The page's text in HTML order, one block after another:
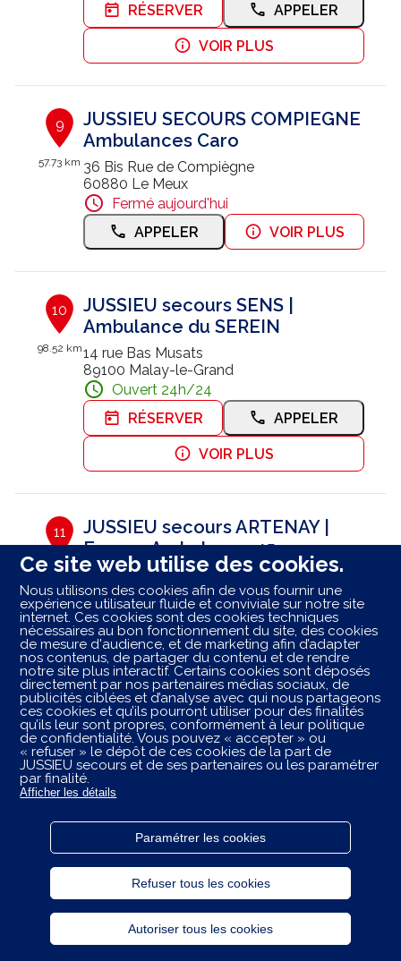
Ce site web utilise des cookies.
Nous utilisons des cookies afin de vous fournir une
expérience utilisateur fluide et conviviale sur notre site
internet. Ces cookies sont des cookies techniques
nécessaires au bon fonctionnement du site, des cookies
de mesure d'audience, et de marketing afin d’adapter
nos contenus, de partager du contenu et de rendre
notre site plus interactif. Certains cookies sont déposés
directement par nos partenaires médias sociaux, de
publicités ciblées et d’analyse avec qui nous partageons
ces cookies et qu’ils pourront utiliser pour des finalités
qu’ils leur sont propres, conformément à leur politique
de confidentialité. Vous pouvez « accepter » ou
« refuser » le dépôt de ces cookies de la part de
JUSSIEU secours et de ses partenaires ou les paramétrer
par finalité.
Afficher les détails
Paramétrer les cookies
Refuser tous les cookies
Autoriser tous les cookies
RÉSERVER
APPELER
VOIR PLUS
9
57.73 km
JUSSIEU SECOURS COMPIEGNE
Ambulances Caro
36 Bis Rue de Compiègne
60880 Le Meux
Fermé aujourd'hui
APPELER
VOIR PLUS
10
98.52 km
JUSSIEU secours SENS |
Ambulance du SEREIN
14 rue Bas Musats
89100 Malay-le-Grand
Ouvert 24h/24
RÉSERVER
APPELER
VOIR PLUS
11
99.53 km
JUSSIEU secours ARTENAY |
Europe Ambulance 45
ZI Sud Route d'Orléans
45410 Artenay
Fermé actuellement
RÉSERVER
APPELER
VOIR PLUS
Les centres ambulancierJUSSIEU secoursdans les
villes à proximité
Trouvez votre centre JUSSIEU secours
Plan du site